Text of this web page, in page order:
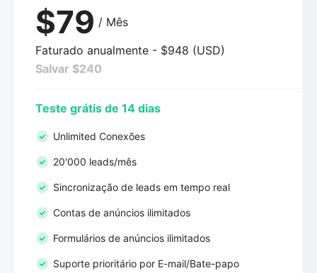
$79 / Mês
Faturado anualmente - $948 (USD)
Salvar $240
Teste grátis de 14 dias
Unlimited Conexões
20'000 leads/mês
Sincronização de leads em tempo real
Contas de anúncios ilimitados
Formulários de anúncios ilimitados
Suporte prioritário por E-mail/Bate-papo